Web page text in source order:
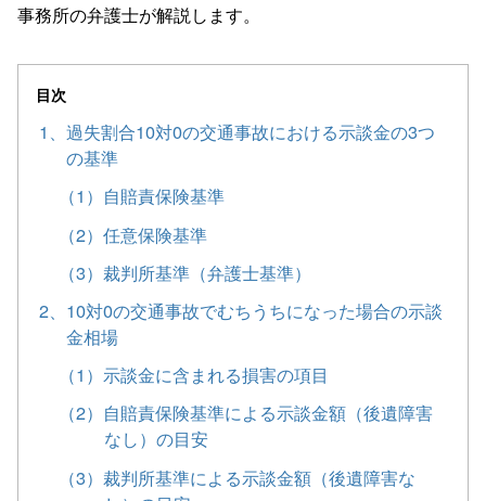
事務所の弁護士が解説します。
目次
1、過失割合10対0の交通事故における示談金の3つ
の基準
（1）自賠責保険基準
（2）任意保険基準
（3）裁判所基準（弁護士基準）
2、10対0の交通事故でむちうちになった場合の示談
金相場
（1）示談金に含まれる損害の項目
（2）自賠責保険基準による示談金額（後遺障害
なし）の目安
（3）裁判所基準による示談金額（後遺障害な